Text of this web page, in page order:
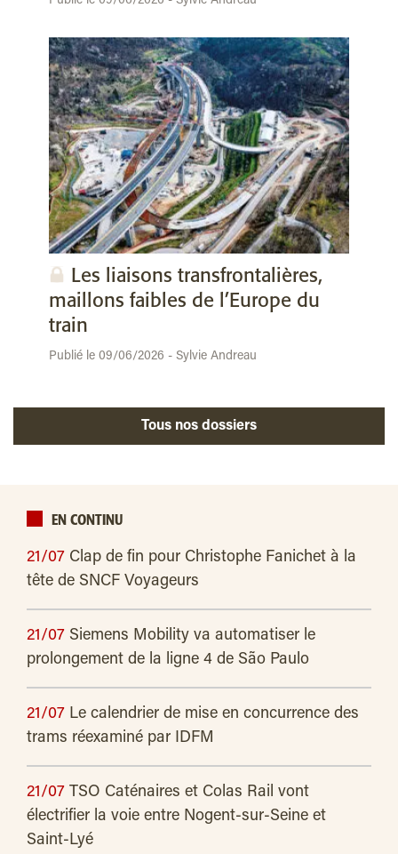
Les liaisons transfrontalières,
maillons faibles de l’Europe du
train
Publié le 09/06/2026 - Sylvie Andreau
Tous nos dossiers
EN CONTINU
21/07 Clap de fin pour Christophe Fanichet à la
tête de SNCF Voyageurs
21/07 Siemens Mobility va automatiser le
prolongement de la ligne 4 de São Paulo
21/07 Le calendrier de mise en concurrence des
trams réexaminé par IDFM
21/07 TSO Caténaires et Colas Rail vont
électrifier la voie entre Nogent-sur-Seine et
Saint-Lyé